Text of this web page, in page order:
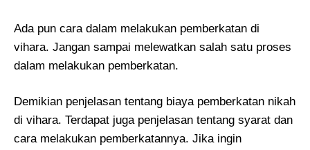
Ada pun cara dalam melakukan pemberkatan di
vihara. Jangan sampai melewatkan salah satu proses
dalam melakukan pemberkatan.
Demikian penjelasan tentang biaya pemberkatan nikah
di vihara. Terdapat juga penjelasan tentang syarat dan
cara melakukan pemberkatannya. Jika ingin